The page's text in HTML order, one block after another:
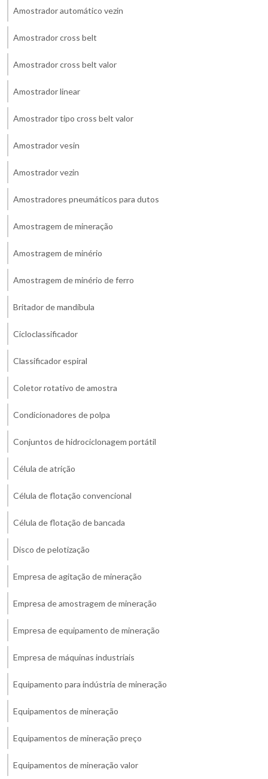
Amostrador automático vezin
Amostrador cross belt
Amostrador cross belt valor
Amostrador linear
Amostrador tipo cross belt valor
Amostrador vesin
Amostrador vezin
Amostradores pneumáticos para dutos
Amostragem de mineração
Amostragem de minério
Amostragem de minério de ferro
Britador de mandíbula
Cicloclassificador
Classificador espiral
Coletor rotativo de amostra
Condicionadores de polpa
Conjuntos de hidrociclonagem portátil
Célula de atrição
Célula de flotação convencional
Célula de flotação de bancada
Disco de pelotização
Empresa de agitação de mineração
Empresa de amostragem de mineração
Empresa de equipamento de mineração
Empresa de máquinas industriais
Equipamento para indústria de mineração
Equipamentos de mineração
Equipamentos de mineração preço
Equipamentos de mineração valor